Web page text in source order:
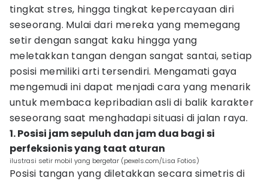
tingkat stres, hingga tingkat kepercayaan diri
seseorang. Mulai dari mereka yang memegang
setir dengan sangat kaku hingga yang
meletakkan tangan dengan sangat santai, setiap
posisi memiliki arti tersendiri. Mengamati gaya
mengemudi ini dapat menjadi cara yang menarik
untuk membaca kepribadian asli di balik karakter
seseorang saat menghadapi situasi di jalan raya.
1. Posisi jam sepuluh dan jam dua bagi si
perfeksionis yang taat aturan
ilustrasi setir mobil yang bergetar (pexels.com/Lisa Fotios)
Posisi tangan yang diletakkan secara simetris di